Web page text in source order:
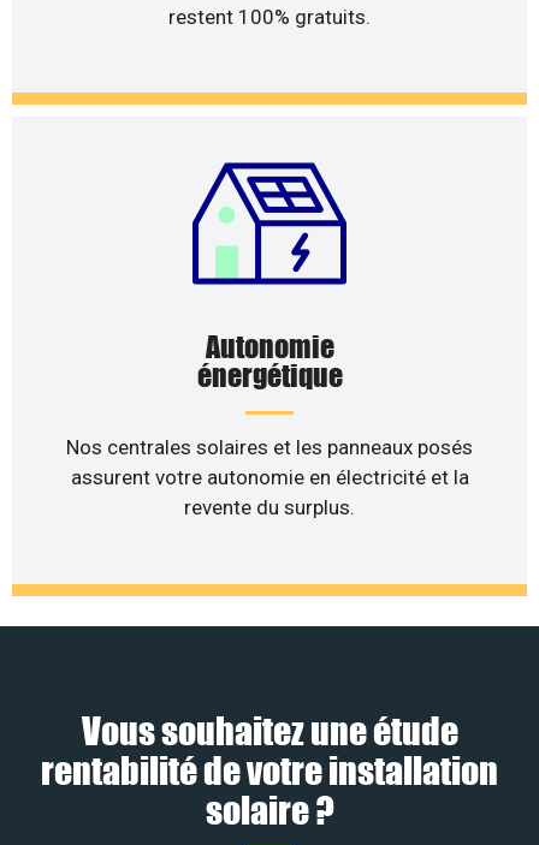
restent 100% gratuits.
Autonomie
énergétique
Nos centrales solaires et les panneaux posés
assurent votre autonomie en électricité et la
revente du surplus.
Vous souhaitez une étude
rentabilité de votre installation
solaire ?